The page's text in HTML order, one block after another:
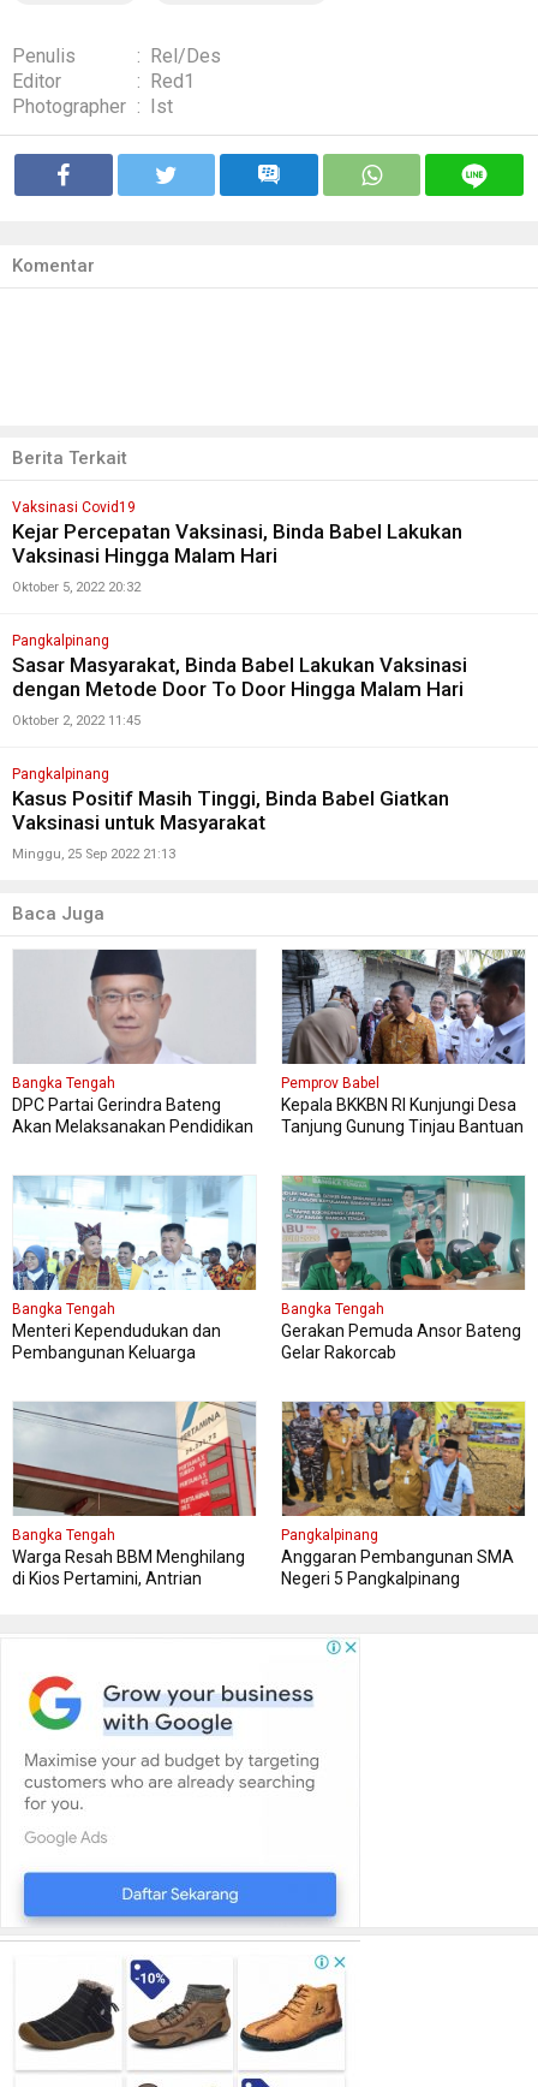
Penulis :
Rel/Des
Editor
:
Red1
Photographer : Ist
Komentar
Berita Terkait
Vaksinasi Covid19
Kejar Percepatan Vaksinasi, Binda Babel Lakukan
Vaksinasi Hingga Malam Hari
Oktober 5, 2022 20:32
Pangkalpinang
Sasar Masyarakat, Binda Babel Lakukan Vaksinasi
dengan Metode Door To Door Hingga Malam Hari
Oktober 2, 2022 11:45
Pangkalpinang
Kasus Positif Masih Tinggi, Binda Babel Giatkan
Vaksinasi untuk Masyarakat
Minggu, 25 Sep 2022 21:13
Baca Juga
Bangka Tengah
DPC Partai Gerindra Bateng
Akan Melaksanakan Pendidikan
Pemprov Babel
Kepala BKKBN RI Kunjungi Desa
Tanjung Gunung Tinjau Bantuan
Bangka Tengah
Menteri Kependudukan dan
Pembangunan Keluarga
Bangka Tengah
Gerakan Pemuda Ansor Bateng
Gelar Rakorcab
Bangka Tengah
Warga Resah BBM Menghilang
di Kios Pertamini, Antrian
Pangkalpinang
Anggaran Pembangunan SMA
Negeri 5 Pangkalpinang